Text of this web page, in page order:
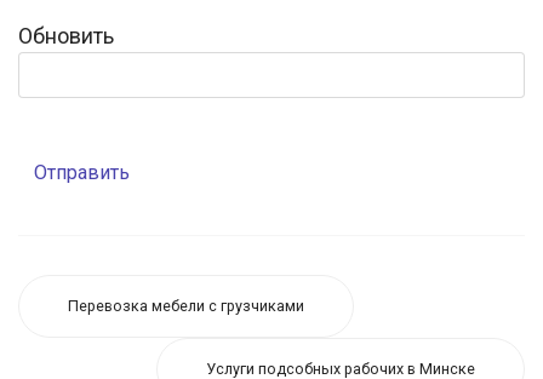
Обновить
Отправить
Перевозка мебели с грузчиками
Услуги подсобных рабочих в Минске